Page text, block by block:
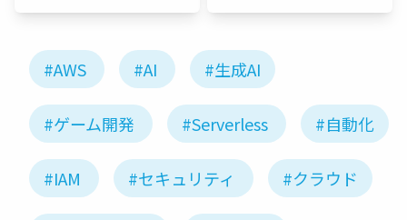
#AWS #AI #生成AI
#ゲーム開発 #Serverless #自動化
#IAM #セキュリティ #クラウド